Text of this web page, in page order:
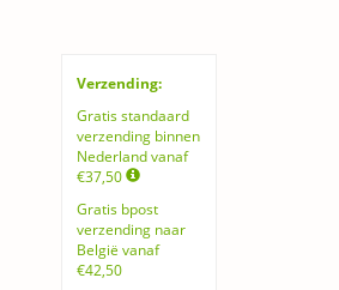
Verzending:
Gratis standaard
verzending binnen
Nederland vanaf
€37,50
Gratis bpost
verzending naar
België vanaf
€42,50